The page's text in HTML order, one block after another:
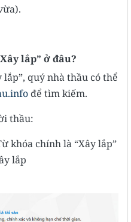
lắp” ở đâu?
quý nhà thầu có thể
để tìm kiếm.
thầu:
khóa chính là “Xây lắp”
lắp